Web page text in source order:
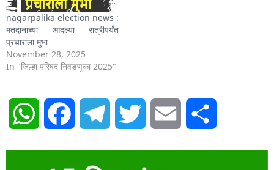
nagarpalika election news :
मतदानाच्या आदल्या रात्रीपर्यंत
प्रचाराला मुभा
November 28, 2025
In "जिल्हा परिषद निवडणुका 2025"
WhatsAppFacebook Telegram Twitter Email